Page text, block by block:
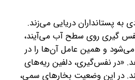
به پستانداران دریایی می‌زند.
نفس گیری روی سطح آب می‌آیند،
و همین عامل آن‌ها را در
«در نفس‌گیری، دلفین ریه‌های
در این وضعیت بخارهای سمی،